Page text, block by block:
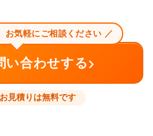
お気軽にご相談ください ／
い合わせする›
見積りは無料です